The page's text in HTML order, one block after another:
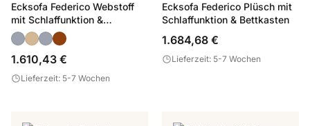
Ecksofa Federico Webstoff
mit Schlaffunktion &
Bettkasten
1.610,43 €
Lieferzeit: 5-7 Wochen
Ecksofa Federico Plüsch mit
Schlaffunktion & Bettkasten
1.684,68 €
Lieferzeit: 5-7 Wochen